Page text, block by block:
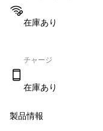
在庫あり
チャージ
在庫あり
製品情報